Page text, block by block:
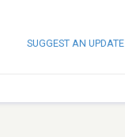
SUGGEST AN UPDATE